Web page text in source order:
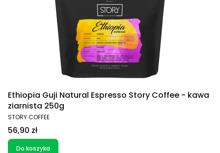
Ethiopia Guji Natural Espresso Story Coffee - kawa
ziarnista 250g
PRODUCENT
STORY COFFEE
Cena
56,90 zł
Do koszyka